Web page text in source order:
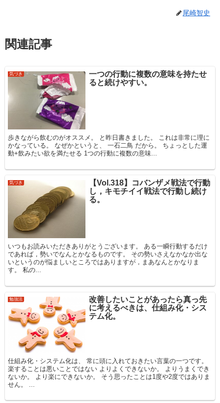
尾崎智史
関連記事
気づき
一つの行動に複数の意味を持たせ
ると続けやすい。
歩きながら飲むのがオススメ。 と昨日書きました。 これは非常に理に
かなっている。 なぜかというと、 一石二鳥 だから。 ちょっとした運
動+飲みたい欲を満たせる 1つの行動に複数の意味...
気づき
【Vol.318】コバンザメ戦法で行動
し，キモチイイ戦法で行動し続け
る。
いつもお読みいただきありがとうございます。 ある一瞬行動するだけ
であれば，勢いでなんとかなるものです。 その勢いさえなかなか出な
いというのが悩ましいところではありますが，まあなんとかなりま
す。 私の...
勉強法
改善したいことがあったら真っ先
に考えるべきは、仕組み化・シス
テム化。
仕組み化・システム化は、 常に頭に入れておきたい言葉の一つです。
楽することは悪いことではない よりよくできないか。 よりうまくでき
ないか。 より楽にできないか。 そう思ったことは1度や2度ではありま
せん。 ...